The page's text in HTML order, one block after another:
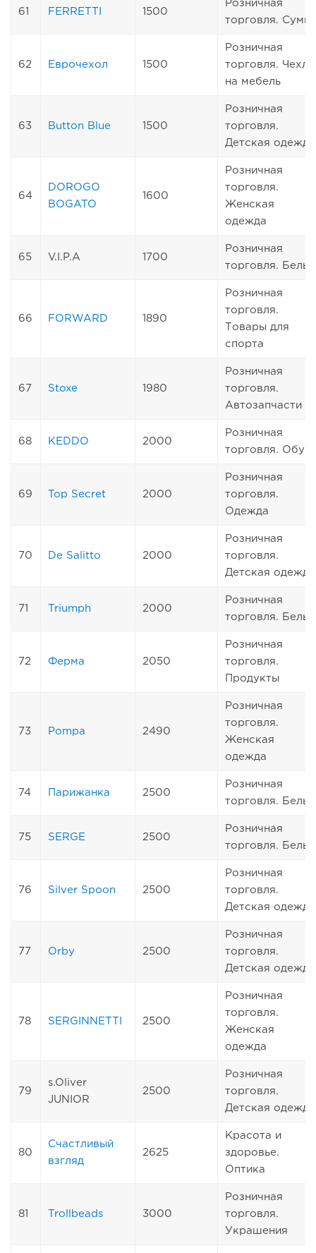
61 FERRETTI 1500
Розничная
торговля. Сумки
62 Еврочехол 1500
Розничная
торговля. Чехлы
на мебель
63 Button Blue 1500
Розничная
торговля.
Детская одежда
64
DOROGO
BOGATO
1600
Розничная
торговля.
Женская
одежда
65 V.I.P.A 1700
Розничная
торговля. Белье
66 FORWARD 1890
Розничная
торговля.
Товары для
спорта
67 Stoxe 1980
Розничная
торговля.
Автозапчасти
68 KEDDO 2000
Розничная
торговля. Обувь
69 Top Secret 2000
Розничная
торговля.
Одежда
70 De Salitto 2000
Розничная
торговля.
Детская одежда
71 Triumph 2000
Розничная
торговля. Белье
72 Ферма 2050
Розничная
торговля.
Продукты
73 Pompa 2490
Розничная
торговля.
Женская
одежда
74 Парижанка 2500
Розничная
торговля. Белье
75 SERGE 2500
Розничная
торговля. Белье
76 Silver Spoon 2500
Розничная
торговля.
Детская одежда
77 Orby 2500
Розничная
торговля.
Детская одежда
78 SERGINNETTI 2500
Розничная
торговля.
Женская
одежда
79
s.Oliver
JUNIOR
2500
Розничная
торговля.
Детская одежда
80
Счастливый
взгляд
2625
Красота и
здоровье.
Оптика
81 Trollbeads 3000
Розничная
торговля.
Украшения